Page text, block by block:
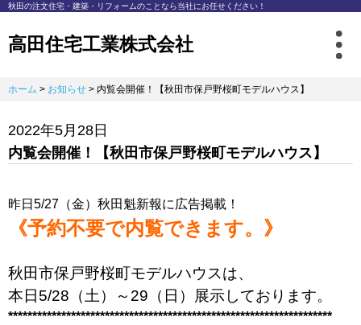
秋⽥の注⽂住宅・建築・リフォームのことなら当社にお任せください！
高田住宅工業株式会社
ホーム > お知らせ > 内覧会開催！【秋田市保戸野桜町モデルハウス】
2022年5月28日
内覧会開催！【秋田市保戸野桜町モデルハウス】
昨日5/27（金）秋田魁新報に広告掲載！
《予約不要で内覧できます。》
秋田市保戸野桜町モデルハウスは、
本日5/28（土）～29（日） 展示しております。
*******************************************************************